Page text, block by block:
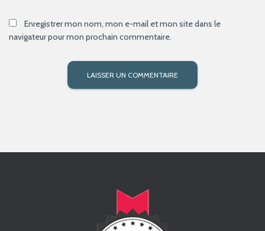
Enregistrer mon nom, mon e-mail et mon site dans le
navigateur pour mon prochain commentaire.